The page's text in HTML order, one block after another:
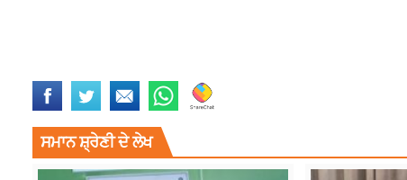
ਸਮਾਨ ਸ਼੍ਰੇਣੀ ਦੇ ਲੇਖ